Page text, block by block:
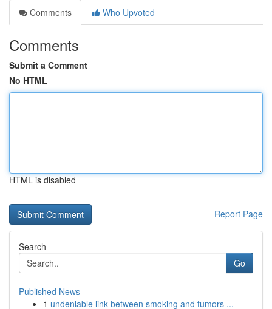
Comments
Who Upvoted
Comments
Submit a Comment
No HTML
HTML is disabled
Report Page
Search
Go
Published News
1 undeniable link between smoking and tumors ...